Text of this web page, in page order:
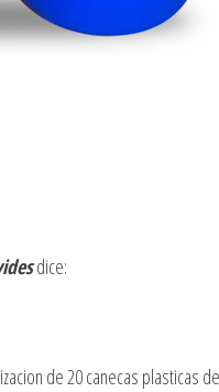
dice:
de 20 canecas plasticas